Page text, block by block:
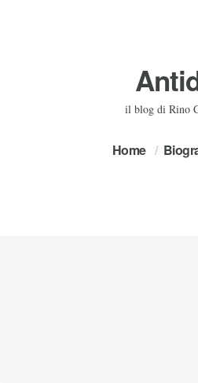
il blog di Rino
Home